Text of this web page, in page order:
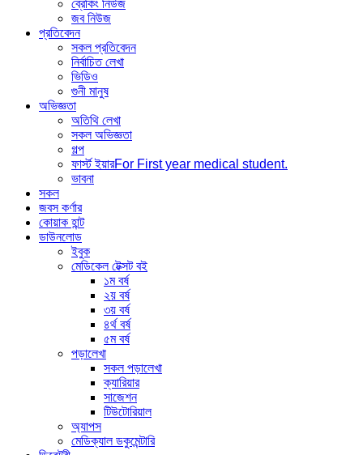
ব্রেকিং নিউজ
জব নিউজ
প্রতিবেদন
সকল প্রতিবেদন
নির্বাচিত লেখা
ভিডিও
গুনী মানুষ
অভিজ্ঞতা
অতিথি লেখা
সকল অভিজ্ঞতা
গল্প
ফার্স্ট ইয়ারFor First year medical student.
ভাবনা
সকল
জবস কর্ণার
কোয়াক হান্ট
ডাউনলোড
ইবুক
মেডিকেল টেক্সট বই
১ম বর্ষ
২য় বর্ষ
৩য় বর্ষ
৪র্থ বর্ষ
৫ম বর্ষ
পড়ালেখা
সকল পড়ালেখা
ক্যারিয়ার
সাজেশন
টিউটোরিয়াল
অ্যাপস
মেডিক্যাল ডকুমেন্টারি